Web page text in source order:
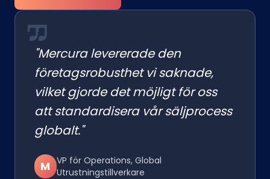
"Mercura levererade den
företagsrobusthet vi saknade,
vilket gjorde det möjligt för oss
att standardisera vår säljprocess
globalt."
M VP för Operations, Global
Utrustningstillverkare